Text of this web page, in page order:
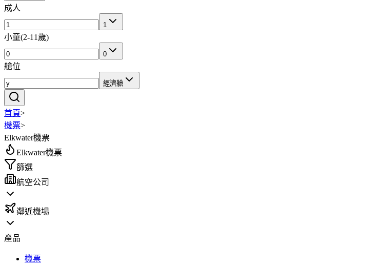
成人
1
小童(2-11歲)
0
艙位
經濟艙
首頁>
機票>
Elkwater機票
Elkwater機票
篩選
航空公司
鄰近機場
產品
機票